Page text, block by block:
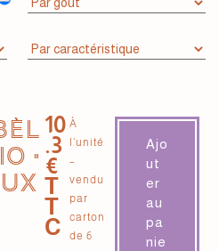
•
10
.3
€
T
T
C
À
l’unité
–
vendu
par
carton
de 6
Ajo
ut
er
au
pa
nie